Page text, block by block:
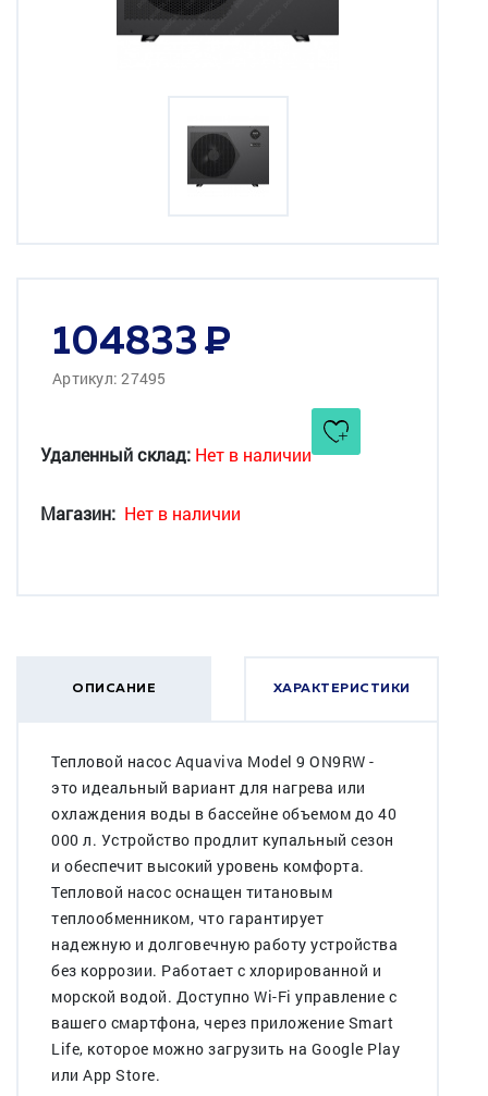
104833
Артикул: 27495
Удаленный склад: Нет в наличии
Магазин: Нет в наличии
ОПИСАНИЕ ХАРАКТЕРИСТИКИ
Тепловой насос Aquaviva Model 9 ON9RW -
это идеальный вариант для нагрева или
охлаждения воды в бассейне объемом до 40
000 л. Устройство продлит купальный сезон
и обеспечит высокий уровень комфорта.
Тепловой насос оснащен титановым
теплообменником, что гарантирует
надежную и долговечную работу устройства
без коррозии. Работает с хлорированной и
морской водой. Доступно Wi-Fi управление с
вашего смартфона, через приложение Smart
Life, которое можно загрузить на Google Play
или App Store.